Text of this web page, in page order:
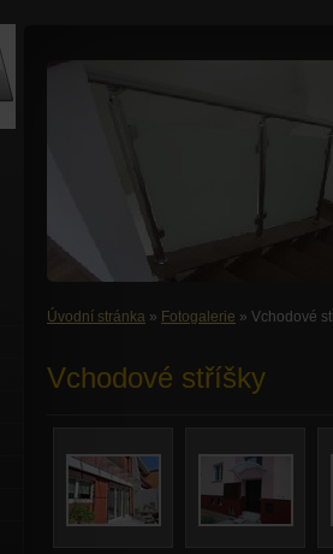
Úvodní stránka » Fotogalerie » Vchodové
Vchodové stříšky